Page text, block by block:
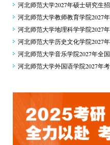
河北师范大学2027年硕士研究生
河北师范大学教师教育学院2027
河北师范大学地理科学学院2027
河北师范大学历史文化学院2027
河北师范大学音乐学院2027年全
河北师范大学外国语学院2027年